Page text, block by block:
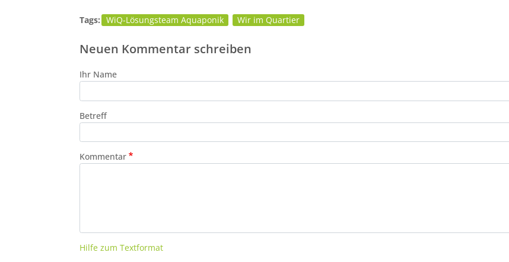
Tags: WiQ-Lösungsteam Aquaponik Wir im Quartier
Neuen Kommentar schreiben
Ihr Name
Betreff
Kommentar
Hilfe zum Textformat